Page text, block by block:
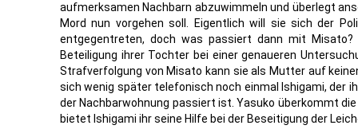
aufmerksamen Nachbarn abzuwimmeln und überlegt
Mord nun vorgehen soll. Eigentlich will sie sich der
entgegentreten, doch was passiert dann mit
Beteiligung ihrer Tochter bei einer genaueren
Strafverfolgung von Misato kann sie als Mutter auf
sich wenig später telefonisch noch einmal Ishigami, der
der Nachbarwohnung passiert ist. Yasuko überkommt
bietet Ishigami ihr seine Hilfe bei der Beseitigung der